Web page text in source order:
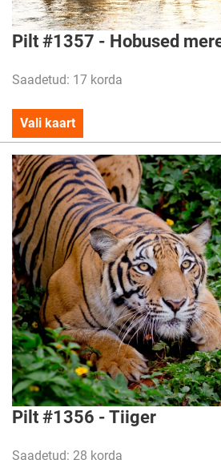
Pilt #1357 - Hobused
Saadetud: 17 korda
Vali kaart
Pilt #1356 - Tiiger
Saadetud: 28 korda